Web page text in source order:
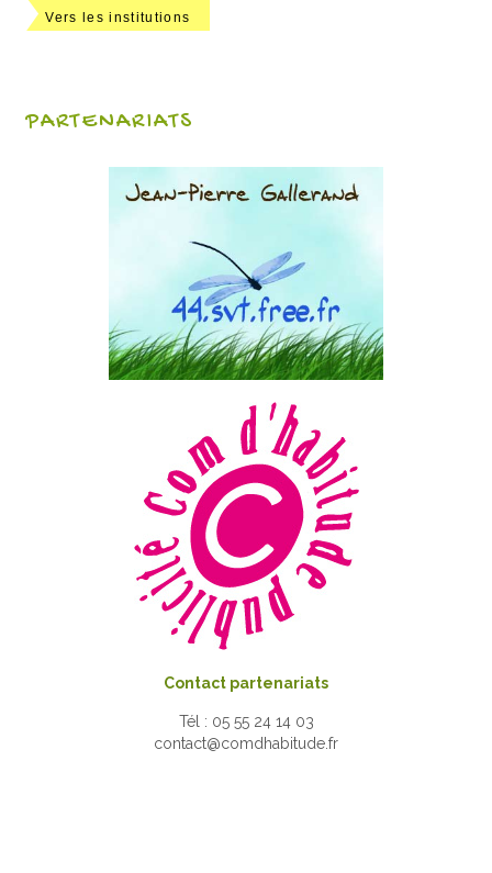
Vers les institutions
PARTENARIATS
Contact partenariats
Tél : 05 55 24 14 03
contact@comdhabitude.fr